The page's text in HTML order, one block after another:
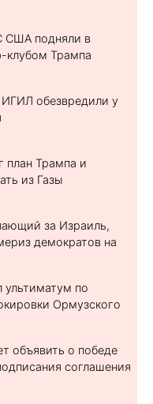
США подняли в
клубом Трампа
ИГИЛ обезвредили у
план Трампа и
из Газы
за Израиль,
демократов на
ультиматум по
Ормузского
объявить о победе
соглашения